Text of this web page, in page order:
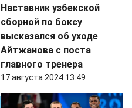
Наставник узбекской
сборной по боксу
высказался об уходе
Айтжанова с поста
главного тренера
17 августа 2024 13:49